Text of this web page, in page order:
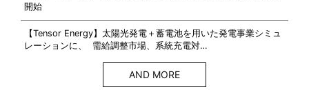
開始
【Tensor Energy】太陽光発電＋蓄電池を用いた発電事業シミュ
レーションに、 需給調整市場、系統充電対…
AND MORE